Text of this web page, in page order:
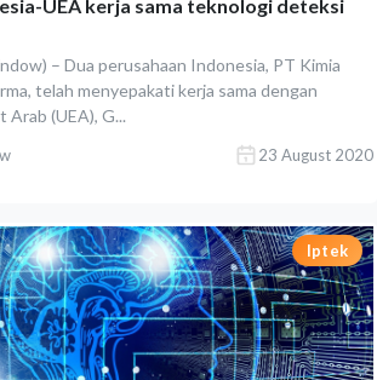
UEA kerja sama teknologi deteksi
– Dua perusahaan Indonesia, PT Kimia
telah menyepakati kerja sama dengan
Arab (UEA), G...
23 August 2020
Iptek